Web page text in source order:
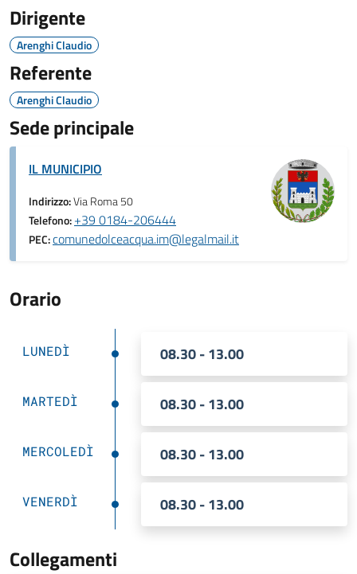
Dirigente
Arenghi Claudio
Referente
Arenghi Claudio
Sede principale
IL MUNICIPIO
Indirizzo:Via Roma 50
Telefono:+39 0184-206444
PEC:comunedolceacqua.im@legalmail.it
Orario
LUNEDÌ 08.30 - 13.00
MARTEDÌ 08.30 - 13.00
MERCOLEDÌ 08.30 - 13.00
VENERDÌ 08.30 - 13.00
Collegamenti